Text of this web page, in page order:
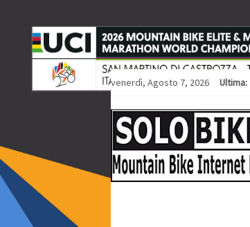
venerdì, Agosto 7, 2026 Ultima: